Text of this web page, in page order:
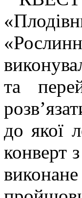
та
до якої
конверт